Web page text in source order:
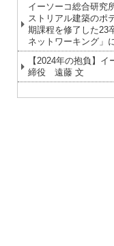
イーソーコ総合研究
ストリアル建築のポ
期課程を修了した23
ネットワーキング」
【2024年の抱負】
締役 遠藤 文